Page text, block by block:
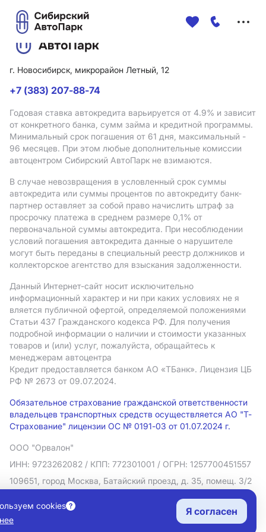
г. Новосибирск, микрорайон Летный, 12
+7 (383) 207-88-74
Годовая ставка автокредита варьируется от 4.9% и зависит
от конкретного банка, сумм займа и кредитной программы.
Минимальный срок погашения от 61 дня, максимальный -
96 месяцев. При этом любые дополнительные комиссии
автоцентром Сибирский АвтоПарк не взимаются.
В случае невозвращения в условленный срок суммы
автокредита или суммы процентов по автокредиту банк-
партнер оставляет за собой право начислить штраф за
просрочку платежа в среднем размере 0,1% от
первоначальной суммы автокредита. При несоблюдении
условий погашения автокредита данные о нарушителе
могут быть переданы в специальный реестр должников и
коллекторское агентство для взыскания задолженности.
Данный Интернет-сайт носит исключительно
информационный характер и ни при каких условиях не я
вляется публичной офертой, определяемой положениями
Статьи 437 Гражданского кодекса РФ. Для получения
подробной информации о наличии и стоимости указанных
товаров и (или) услуг, пожалуйста, обращайтесь к
менеджерам автоцентра
Кредит предоставляется банком АO «ТБанк». Лицензия ЦБ
РФ № 2673 от 09.07.2024.
Обязательное страхование гражданской ответственности
владельцев транспортных средств осуществляется АО "Т-
Страхование" лицензии ОС № 0191-03 от 01.07.2024 г.
ООО "Орвалон"
ИНН: 9723262082 / КПП: 772301001 / ОГРН: 1257700451557
109651, город Москва, Батайский проезд, д. 35, помещ. 3/2
Политика в отношении обработки персональных данных
Согласие на рекламную рассылку
Правовая информация
cookies
Я согласен